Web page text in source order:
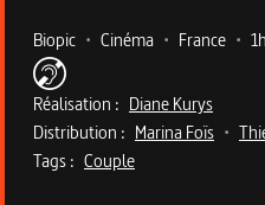
Metadata du programme
Biopic • Cinéma • France •
Réalisation : Diane Kurys
Distribution : Marina Foïs •
Tags : Couple